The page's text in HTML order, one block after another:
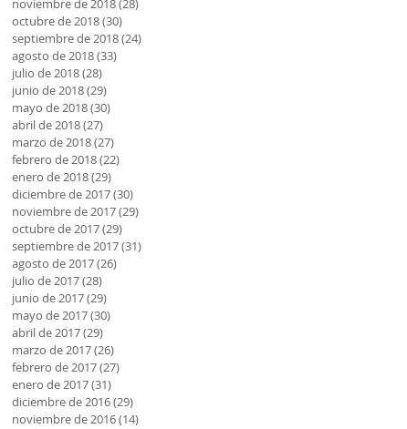
noviembre de 2018(28)
octubre de 2018(30)
septiembre de 2018(24)
agosto de 2018(33)
julio de 2018(28)
junio de 2018(29)
mayo de 2018(30)
abril de 2018(27)
marzo de 2018(27)
febrero de 2018(22)
enero de 2018(29)
diciembre de 2017(30)
noviembre de 2017(29)
octubre de 2017(29)
septiembre de 2017(31)
agosto de 2017(26)
julio de 2017(28)
junio de 2017(29)
mayo de 2017(30)
abril de 2017(29)
marzo de 2017(26)
febrero de 2017(27)
enero de 2017(31)
diciembre de 2016(29)
noviembre de 2016(14)